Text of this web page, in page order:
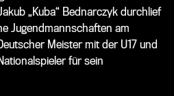
„Kuba“ Bednarczyk durchlief
Jugendmannschaften am
Meister mit der U17 und
für sein